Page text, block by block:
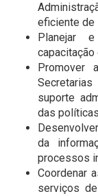
eficiente de
Planejar
Promover
suporte
das
da
processos
Coordenar
serviços